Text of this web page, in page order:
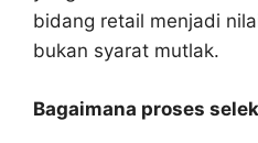
bidang retail menjadi
bukan syarat mutlak.
Bagaimana proses